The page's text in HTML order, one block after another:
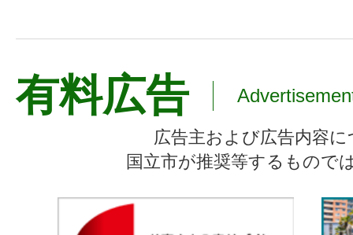
有料広告
広告主および広告内容
国立市が推奨等するもので